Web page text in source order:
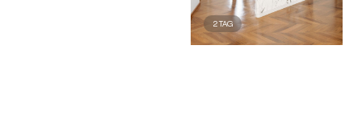
2TAG